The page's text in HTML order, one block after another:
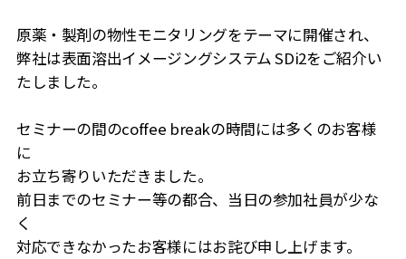
原薬・製剤の物性モニタリングをテーマに開催され、
弊社は表面溶出イメージングシステム SDi2をご紹介い
たしました。
セミナーの間のcoffee breakの時間には多くのお客様
に
お立ち寄りいただきました。
前日までのセミナー等の都合、当日の参加社員が少な
く
対応できなかったお客様にはお詫び申し上げます。